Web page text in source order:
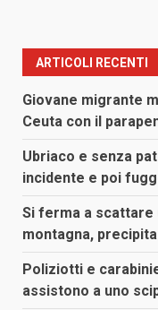
ARTICOLI RECENTI
Giovane migrante
Ceuta con il
Ubriaco e senza
incidente e poi
Si ferma a scattare
montagna,
Poliziotti e
assistono a uno